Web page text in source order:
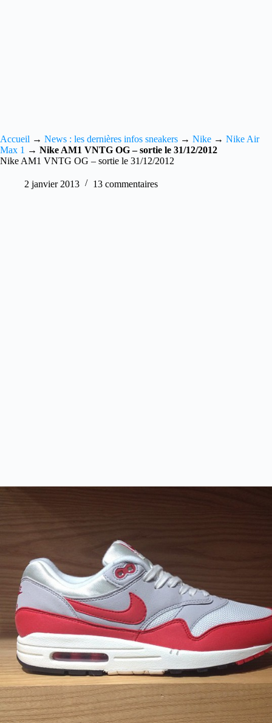
Accueil → News : les dernières infos sneakers → Nike → Nike Air
Max 1 → Nike AM1 VNTG OG – sortie le 31/12/2012
Nike AM1 VNTG OG – sortie le 31/12/2012
2 janvier 2013 13 commentaires